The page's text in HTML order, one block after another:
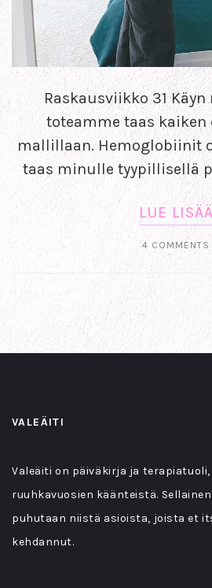
Raskausviikko 31
toteamme taas kaiken
mallillaan. Hemoglobiinit
taas minulle tyypillisellä
LUE LISÄÄ
4 COMMENTS
VALEÄITI
Valeäiti on päiväkirja ja
ruuhkavuosien käänteistä.
puhutaan niistä asioista, joista et
kehdannut.